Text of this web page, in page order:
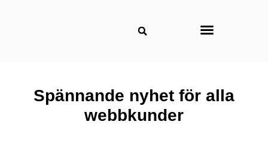
Spännande nyhet för alla
webbkunder